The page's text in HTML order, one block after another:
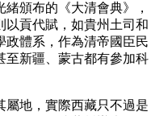
頒布的《大清會典》，
以貢代賦，如貴州土司和
政體系，作為清帝國臣民
至新疆、蒙古都有參加科
屬地，實際西藏只不過是